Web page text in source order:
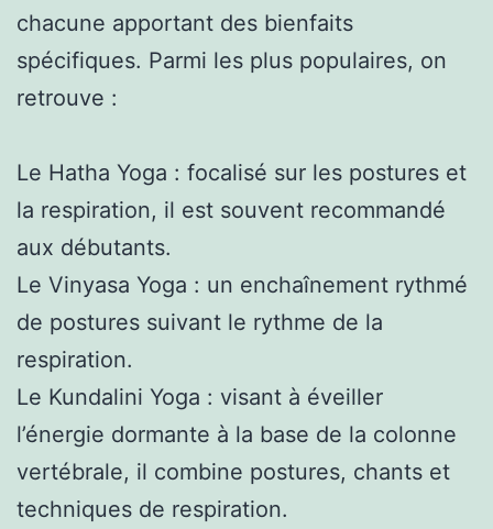
chacune apportant des bienfaits
spécifiques. Parmi les plus populaires, on
retrouve :
Le Hatha Yoga : focalisé sur les postures et
la respiration, il est souvent recommandé
aux débutants.
Le Vinyasa Yoga : un enchaînement rythmé
de postures suivant le rythme de la
respiration.
Le Kundalini Yoga : visant à éveiller
l’énergie dormante à la base de la colonne
vertébrale, il combine postures, chants et
techniques de respiration.